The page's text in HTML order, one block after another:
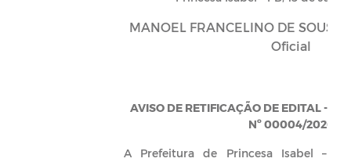
MANOEL FRANCELINO DE SOUSA
Oficial
AVISO DE RETIFICAÇÃO DE EDITAL -
Nº 00004/2026
A Prefeitura de Princesa Isabel –